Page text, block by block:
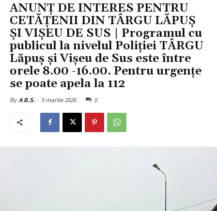
ANUNȚ DE INTERES PENTRU
CETĂȚENII DIN TÂRGU LĂPUȘ
ȘI VIȘEU DE SUS | Programul cu
publicul la nivelul Poliției TÂRGU
Lăpuș și Vișeu de Sus este între
orele 8.00 -16.00. Pentru urgențe
se poate apela la 112
By A B.S. 5 martie 2026 0